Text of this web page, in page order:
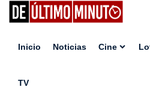
Inicio Noticias Cine
TV